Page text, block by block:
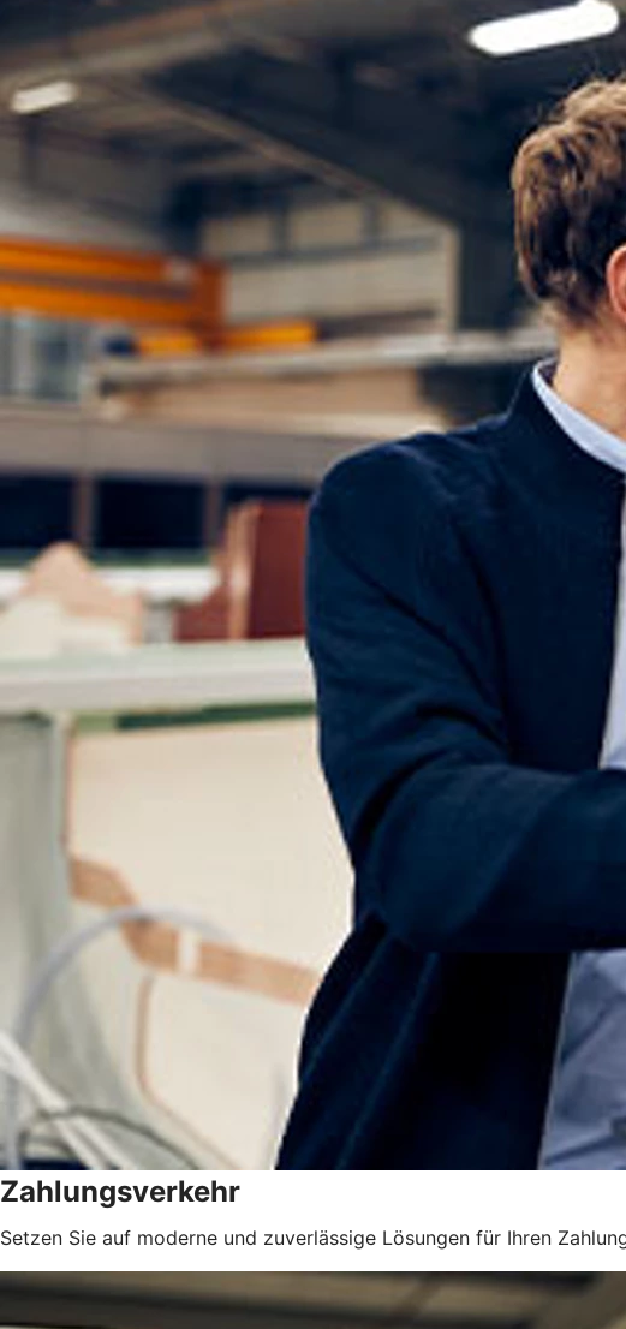
Zahlungsverkehr
Setzen Sie auf moderne und zuverlässige Lösungen für Ihren